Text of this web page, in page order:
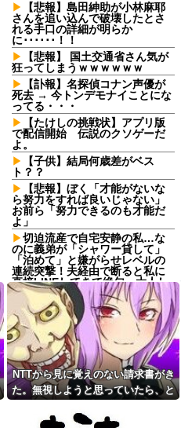
【悲報】島田紳助が小林麻耶
さんを追い込んで破壊したとさ
れる手口の詳細が明らか
に･･････！！
【悲報】 国土交通省さん気が
狂ってしまうｗｗｗｗｗｗ
【訃報】名探偵コナン声優が
死去 → 今トンデモナイことにな
ってる・・・
【たけしの挑戦状】アプリ版
で配信開始 伝説のクソゲーだ
よ。
【子供】結局何歳差がベス
ト？？
【悲報】ぼく「才能がないな
ら努力をすれば良いじゃない」
お前ら「努力できるのも才能だ
よ」
切迫流産で自宅安静の私…な
のに義弟が「シャワー貸して」
「泊めて」と嫌がらせレベルの
連続突撃！夫経由で断ると私に
直接LINEしてきて絶句←大人し
く自宅の風呂に入れよ
【衝撃】嫁の親友から聞いた
『驚愕の過去』に夫が激震…事
の真相はコレｗｗｗｗ
スロッターさん「優遇冷遇は
ある。理由はスマスロだから、
これだけで十分なんだよね」他
某ファストフード店で店内で
買った水を使って薬を飲んだら
す！」と大きな声で…
NTTから見に覚えのない請求書がき
た。無視しようと思っていたら、と